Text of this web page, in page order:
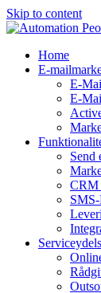
Skip to content
Home
E-
E-
E-
Send
CRM